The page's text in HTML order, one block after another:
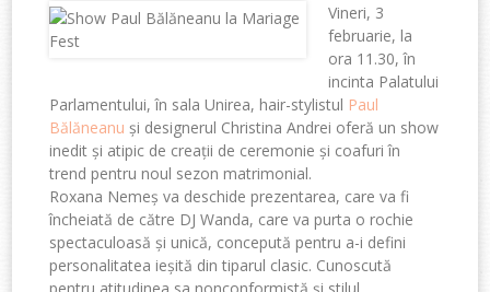
Vineri, 3
februarie, la
ora 11.30, în
incinta Palatului
Parlamentului, în sala Unirea, hair-stylistul Paul
Bălăneanu și designerul Christina Andrei oferă un show
inedit și atipic de creații de ceremonie și coafuri în
trend pentru noul sezon matrimonial.
Roxana Nemeș va deschide prezentarea, care va fi
încheiată de către DJ Wanda, care va purta o rochie
spectaculoasă și unică, concepută pentru a-i defini
personalitatea ieșită din tiparul clasic. Cunoscută